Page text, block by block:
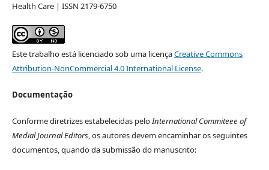
Health Care | ISSN 2179-6750
Este trabalho está licenciado sob uma licençaCreative Commons
Attribution-NonCommercial 4.0 International License.
Documentação
Conforme diretrizes estabelecidas peloInternational Commiteee of
Medial Journal Editors, os autores devem encaminhar os seguintes
documentos, quando da submissão do manuscrito: